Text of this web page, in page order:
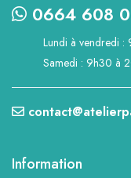
0664 608
Lundi à vendredi :
Samedi : 9h30 à
Information